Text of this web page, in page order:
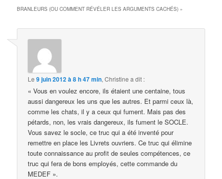
BRANLEURS (OU COMMENT RÉVÉLER LES ARGUMENTS CACHÉS) »
Le9 juin 2012 à 8 h 47 min,Christine a dit :
« Vous en voulez encore, ils étaient une centaine, tous
aussi dangereux les uns que les autres. Et parmi ceux là,
comme les chats, il y a ceux qui fument. Mais pas des
pétards, non, les vrais dangereux, ils fument le SOCLE.
Vous savez le socle, ce truc qui a été inventé pour
remettre en place les Livrets ouvriers. Ce truc qui élimine
toute connaissance au profit de seules compétences, ce
truc qui fera de bons employés, cette commande du
MEDEF ».